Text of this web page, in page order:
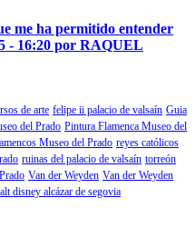
me ha permitido entender
- 16:20 por RAQUEL
de arte felipe ii palacio de valsaín Guia
del Prado Pintura Flamenca Museo del
Museo del Prado reyes católicos
ruinas del palacio de valsaín torreón
Van der Weyden Van der Weyden
disney alcázar de segovia